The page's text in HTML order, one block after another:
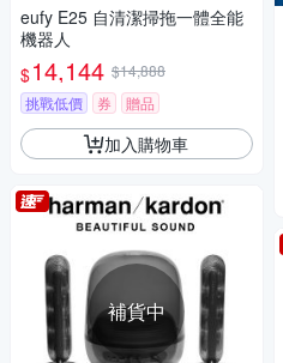
eufy E25 自清潔掃拖一體全能
機器人
$14,144 $14,888
挑戰低價
券 贈品
加入購物車
補貨中